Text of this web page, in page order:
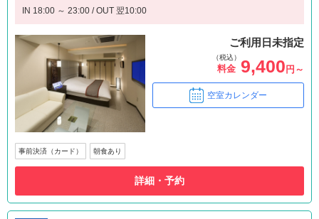
IN 18:00 ～ 23:00 / OUT 翌10:00
ご利用日未指定
（税込）
料金 9,400 円～
空室カレンダー
事前決済（カード） 朝食あり
詳細・予約